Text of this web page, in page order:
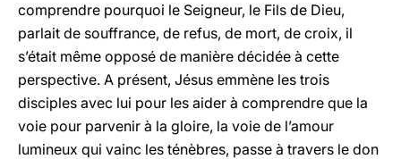
comprendre pourquoi le Seigneur, le Fils de Dieu,
parlait de souffrance, de refus, de mort, de croix, il
s’était même opposé de manière décidée à cette
perspective. A présent, Jésus emmène les trois
disciples avec lui pour les aider à comprendre que la
voie pour parvenir à la gloire, la voie de l’amour
lumineux qui vainc les ténèbres, passe à travers le don